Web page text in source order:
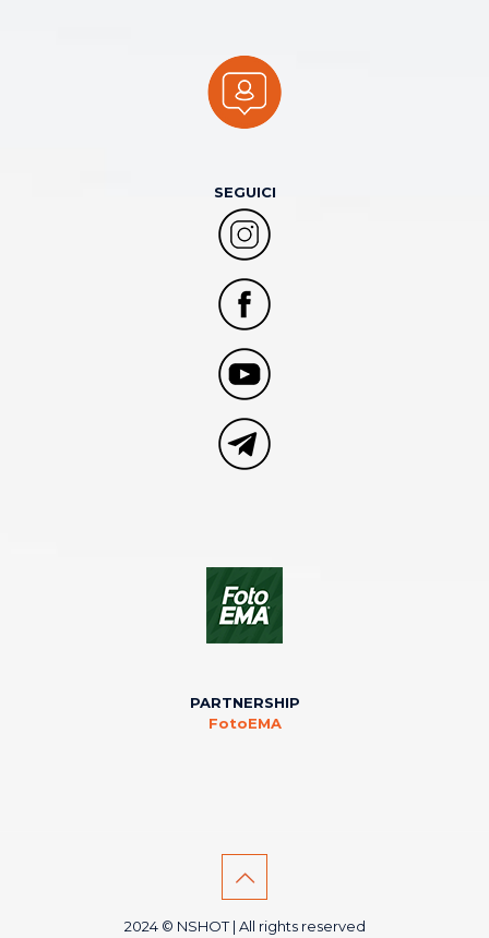
SEGUICI
PARTNERSHIP
FotoEMA
2024 © NSHOT | All rights reserved